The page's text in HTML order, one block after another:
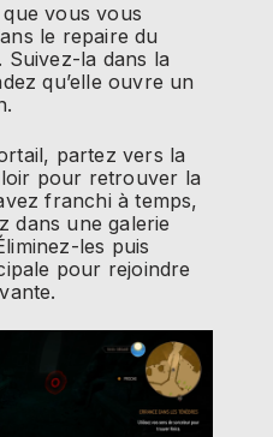
vous vous
le repaire du
Suivez-la dans la
qu’elle ouvre un
partez vers la
pour retrouver la
franchi à temps,
dans une galerie
les puis
pour rejoindre